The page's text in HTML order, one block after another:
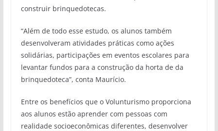
construir brinquedotecas.
“Além de todo esse estudo, os alunos também
desenvolveram atividades práticas como ações
solidárias, participações em eventos escolares para
levantar fundos para a construção da horta de da
brinquedoteca”, conta Maurício.
Entre os benefícios que o Volunturismo proporciona
aos alunos estão aprender com pessoas com
realidade socioeconômicas diferentes, desenvolver